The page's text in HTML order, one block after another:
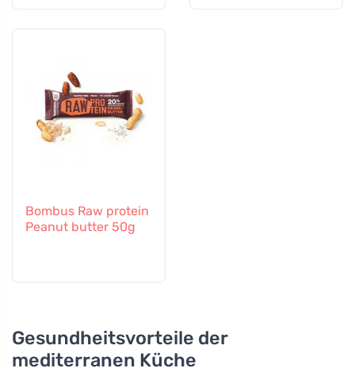
Bombus Raw protein
Peanut butter 50g
Gesundheitsvorteile der
mediterranen Küche